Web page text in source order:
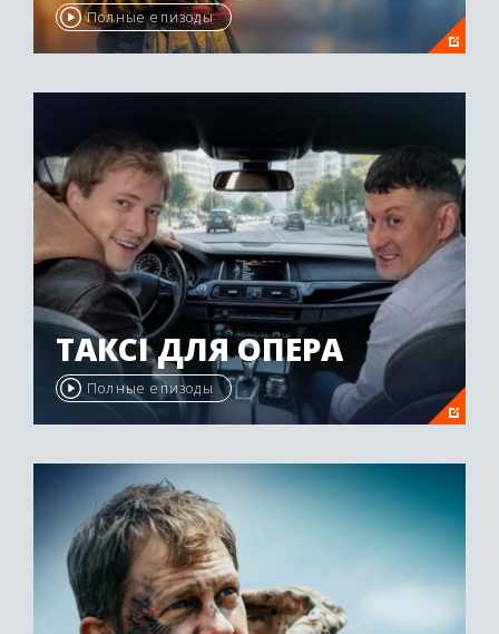
Полные епизоды
ТАКСІ ДЛЯ ОПЕРА
Полные епизоды